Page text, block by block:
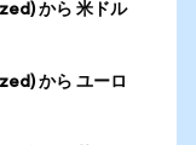
から 米ドル
から ユーロ